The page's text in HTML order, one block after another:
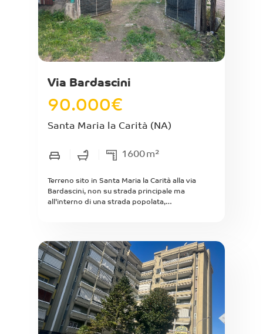
Via Bardascini
90.000€
Santa Maria la Carità (NA)
1600m²
Terreno sito in Santa Maria la Carità alla via
Bardascini, non su strada principale ma
all'interno di una strada popolata,
parte con pali e ringhiera in ferro. Abbastanza
pianeggiante e molto soleggiato. Con ingresso
carrabile e ricadente in zona di carattere
sportivo. Attualmente coltivato e piantumato
da alberi da frutta e di ulivo.